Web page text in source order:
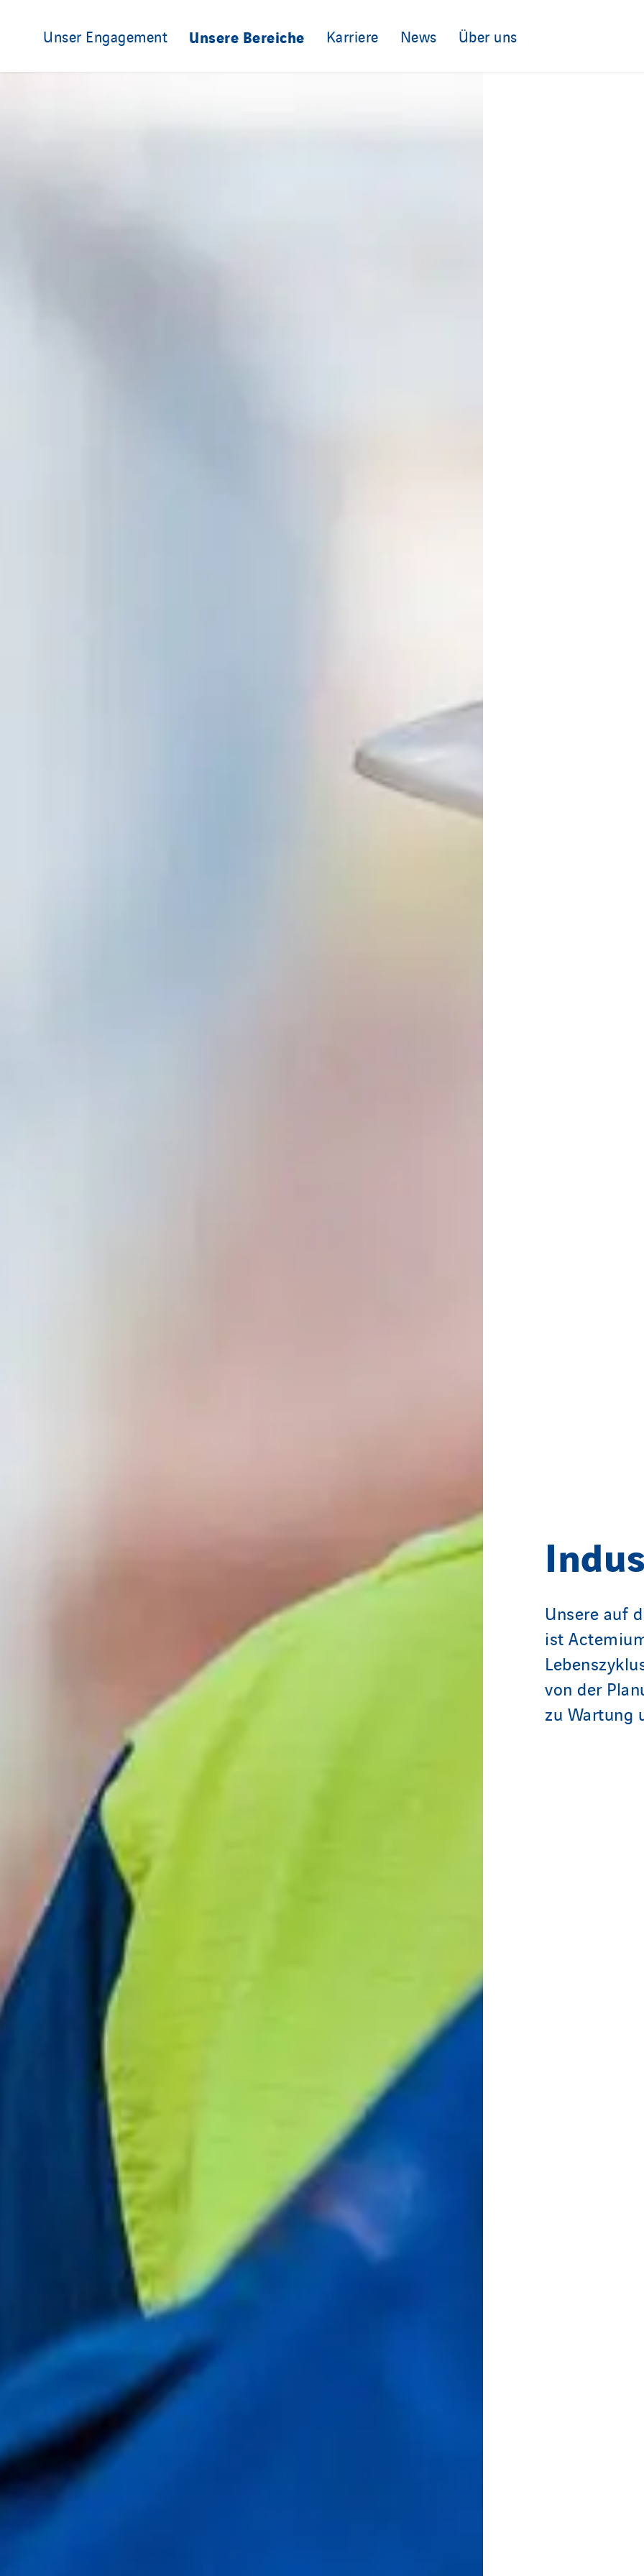
Unser Engagement Unsere Bereiche Karriere News Über uns
Unsere auf
ist
von der
zu Wartung